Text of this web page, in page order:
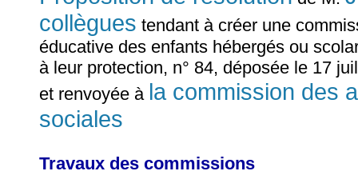
collègues tendant à créer une
éducative des enfants hébergés ou
à leur protection, n° 84, déposée le 17
et renvoyée à la commission des
sociales
Travaux des commissions